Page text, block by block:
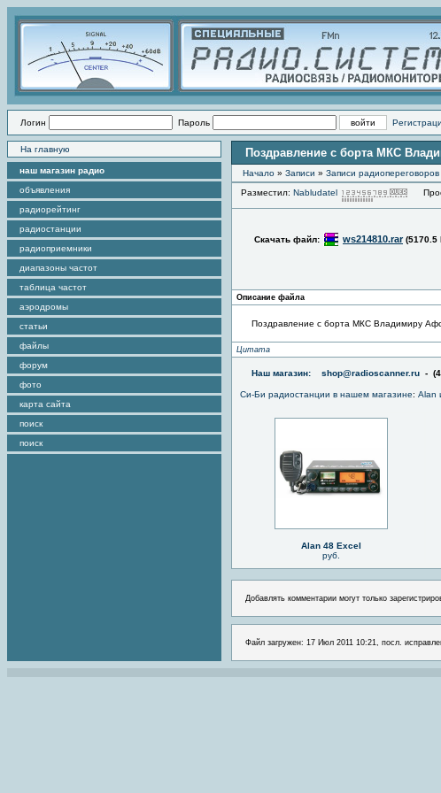
Логин Пароль
На главную
наш магазин радио
объявления
радиорейтинг
радиостанции
радиоприемники
диапазоны частот
таблица частот
аэродромы
статьи
файлы
форум
фото
карта сайта
поиск
поиск
Поздравление с борта МКС
Начало » Записи » Записи
Разместил: Nabludatel
Скачать файл: ws214810.rar (5170.5
Описание файла
Поздравление с борта МКС Владимиру
Цитата
Наш магазин: shop@radioscanner.ru -
Си-Би радиостанции в нашем магазине: Alan
Alan 48 Excel
руб.
Добавлять комментарии могут только
Файл загружен: 17 Июл 2011 10:21, посл.